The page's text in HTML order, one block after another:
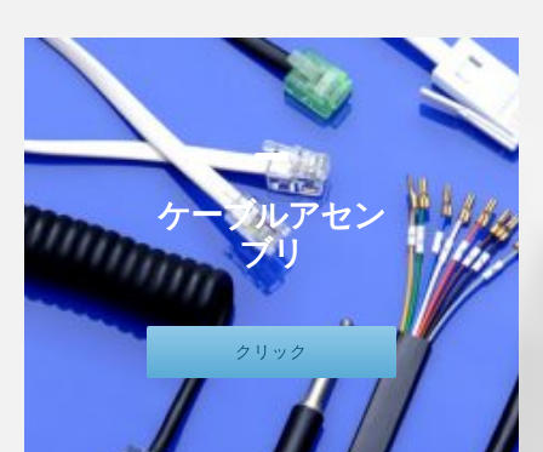
ケーブルアセン
ブリ
クリック